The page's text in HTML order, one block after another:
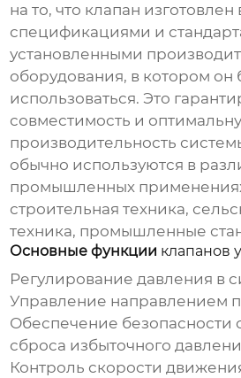
на то, что клапан изготовлен
спецификациями и
установленными
оборудования, в котором он
использоваться. Это
совместимость и
производительность
обычно используются в
промышленных
строительная техника,
техника, промышленные
Основные функции клапанов
Регулирование давления в
Управление направлением
Обеспечение безопасности
сброса избыточного
Контроль скорости